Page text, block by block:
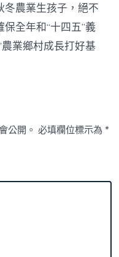
冬農業生孩子，絕不
全年和“十四五”義
業鄉村成長打好基
公開。 必填欄位標示為*